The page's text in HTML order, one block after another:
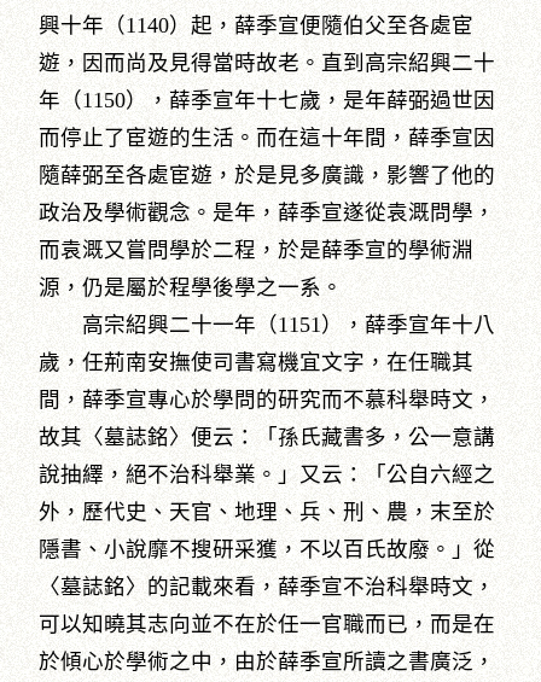
興十年（1140）起，薛季宣便隨伯父至各處宦
遊，因而尚及見得當時故老。直到高宗紹興二十
年（1150），薛季宣年十七歲，是年薛弼過世因
而停止了宦遊的生活。而在這十年間，薛季宣因
隨薛弼至各處宦遊，於是見多廣識，影響了他的
政治及學術觀念。是年，薛季宣遂從袁溉問學，
而袁溉又嘗問學於二程，於是薛季宣的學術淵
源，仍是屬於程學後學之一系。
高宗紹興二十一年（1151），薛季宣年十八
歲，任荊南安撫使司書寫機宜文字，在任職其
間，薛季宣專心於學問的研究而不慕科舉時文，
故其〈墓誌銘〉便云：「孫氏藏書多，公一意講
說抽繹，絕不治科舉業。」又云：「公自六經之
外，歷代史、天官、地理、兵、刑、農，末至於
隱書、小說靡不搜研采獲，不以百氏故廢。」從
〈墓誌銘〉的記載來看，薛季宣不治科舉時文，
可以知曉其志向並不在於任一官職而已，而是在
於傾心於學術之中，由於薛季宣所讀之書廣泛，